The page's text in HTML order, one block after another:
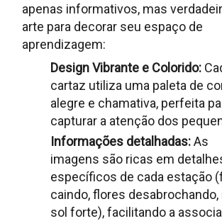
apenas informativos, mas
arte para decorar seu espaço de
aprendizagem:
Design Vibrante e Colorido:
cartaz utiliza uma paleta de
alegre e chamativa, perfeita
capturar a atenção dos
Informações detalhadas:As
imagens são ricas em
específicos de cada estação
caindo, flores desabrochando,
sol forte), facilitando a